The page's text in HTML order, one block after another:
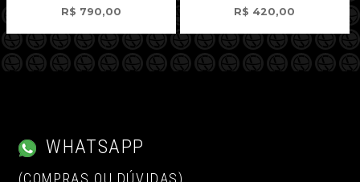
R$ 790,00
R$ 420,00
WHATSAPP